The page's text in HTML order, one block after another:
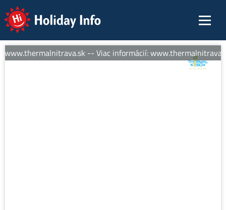
Holiday Info
-- Viac informácií: www.thermalnitrava.sk